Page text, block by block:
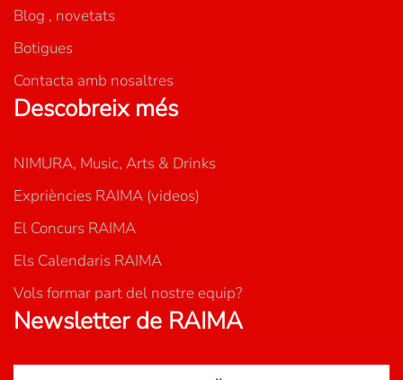
Blog , novetats
Botigues
Contacta amb nosaltres
Descobreix més
NIMURA, Music, Arts & Drinks
Expriències RAIMA (videos)
El Concurs RAIMA
Els Calendaris RAIMA
Vols formar part del nostre equip?
Newsletter de RAIMA